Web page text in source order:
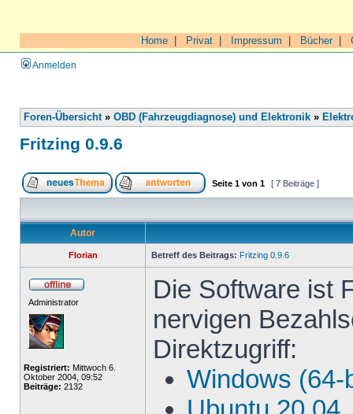
Home Privat Impressum Bücher|
Anmelden
Foren-Übersicht» OBD (Fahrzeugdiagnose) und Elektronik »
Fritzing 0.9.6
Seite 1 von 1 [ 7 Beiträge ]
Autor
Florian Betreff des Beitrags: Fritzing 0.9.6
Administrator
Registriert: Mittwoch 6.
Oktober 2004, 09:52
Beiträge: 2132
Die Software ist
nervigen
Direktzugriff:
Windows (64-